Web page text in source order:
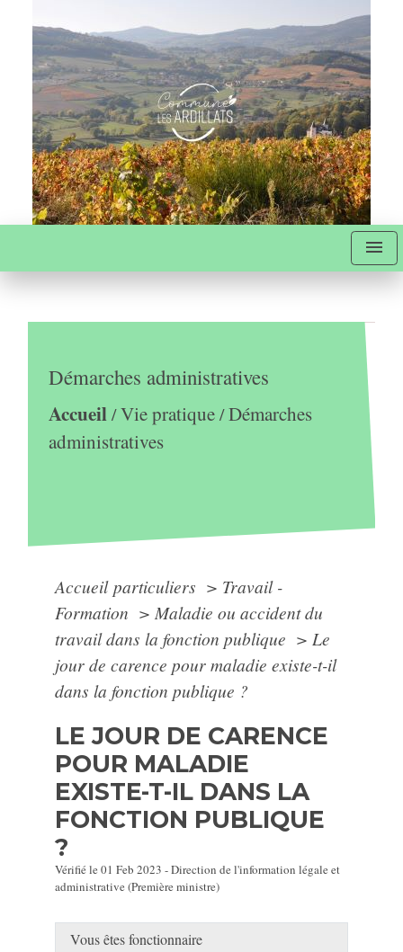
menu
Démarches administratives
Accueil/Vie pratique/Démarches
administratives
Accueil particuliers > Travail -
Formation > Maladie ou accident du
travail dans la fonction publique > Le
jour de carence pour maladie existe-t-il
dans la fonction publique ?
LE JOUR DE CARENCE
POUR MALADIE
EXISTE-T-IL DANS LA
FONCTION PUBLIQUE
?
Vérifié le 01 Feb 2023 - Direction de l'information légale et
administrative (Première ministre)
Vous êtes fonctionnaire